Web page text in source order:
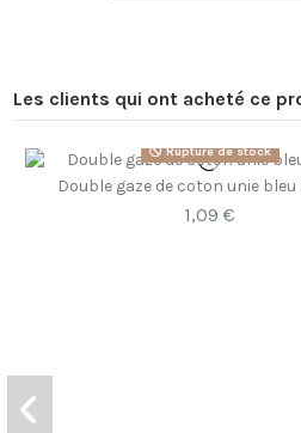
Les clients qui ont acheté ce
Rupture de stock
Double gaze de coton unie
1,09 €